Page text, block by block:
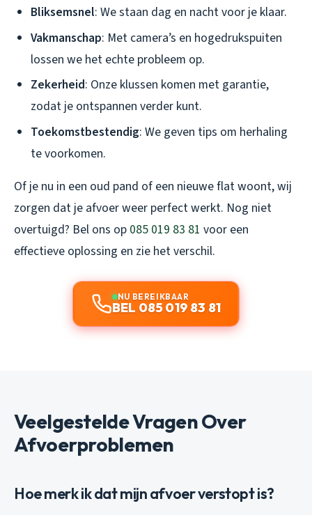
Bliksemsnel: We staan dag en nacht voor je klaar.
Vakmanschap: Met camera’s en hogedrukspuiten
lossen we het echte probleem op.
Zekerheid: Onze klussen komen met garantie,
zodat je ontspannen verder kunt.
Toekomstbestendig: We geven tips om herhaling
te voorkomen.
Of je nu in een oud pand of een nieuwe flat woont, wij
zorgen dat je afvoer weer perfect werkt. Nog niet
overtuigd? Bel ons op 085 019 83 81 voor een
effectieve oplossing en zie het verschil.
NU BEREIKBAAR
BEL 085 019 83 81
Veelgestelde Vragen Over
Afvoerproblemen
Hoe merk ik dat mijn afvoer verstopt is?